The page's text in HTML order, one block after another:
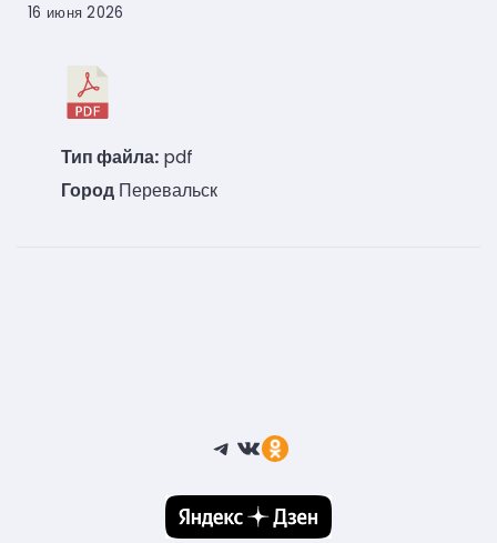
16 июня 2026
Тип файла: pdf
Город Перевальск
Telegram
ВКонтакте
Ссылка